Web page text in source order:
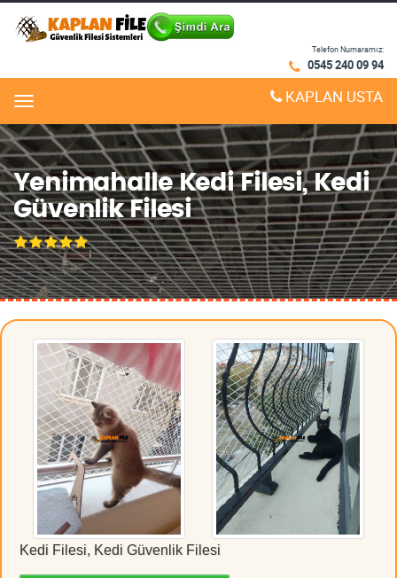
Telefon Numaramız:
0545 240 09 94
Menu KAPLAN USTA
Yenimahalle Kedi Filesi, Kedi
Güvenlik Filesi
Kedi Filesi, Kedi Güvenlik Filesi